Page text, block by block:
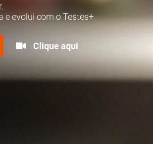
e evolui com o Testes+
Clique aqui